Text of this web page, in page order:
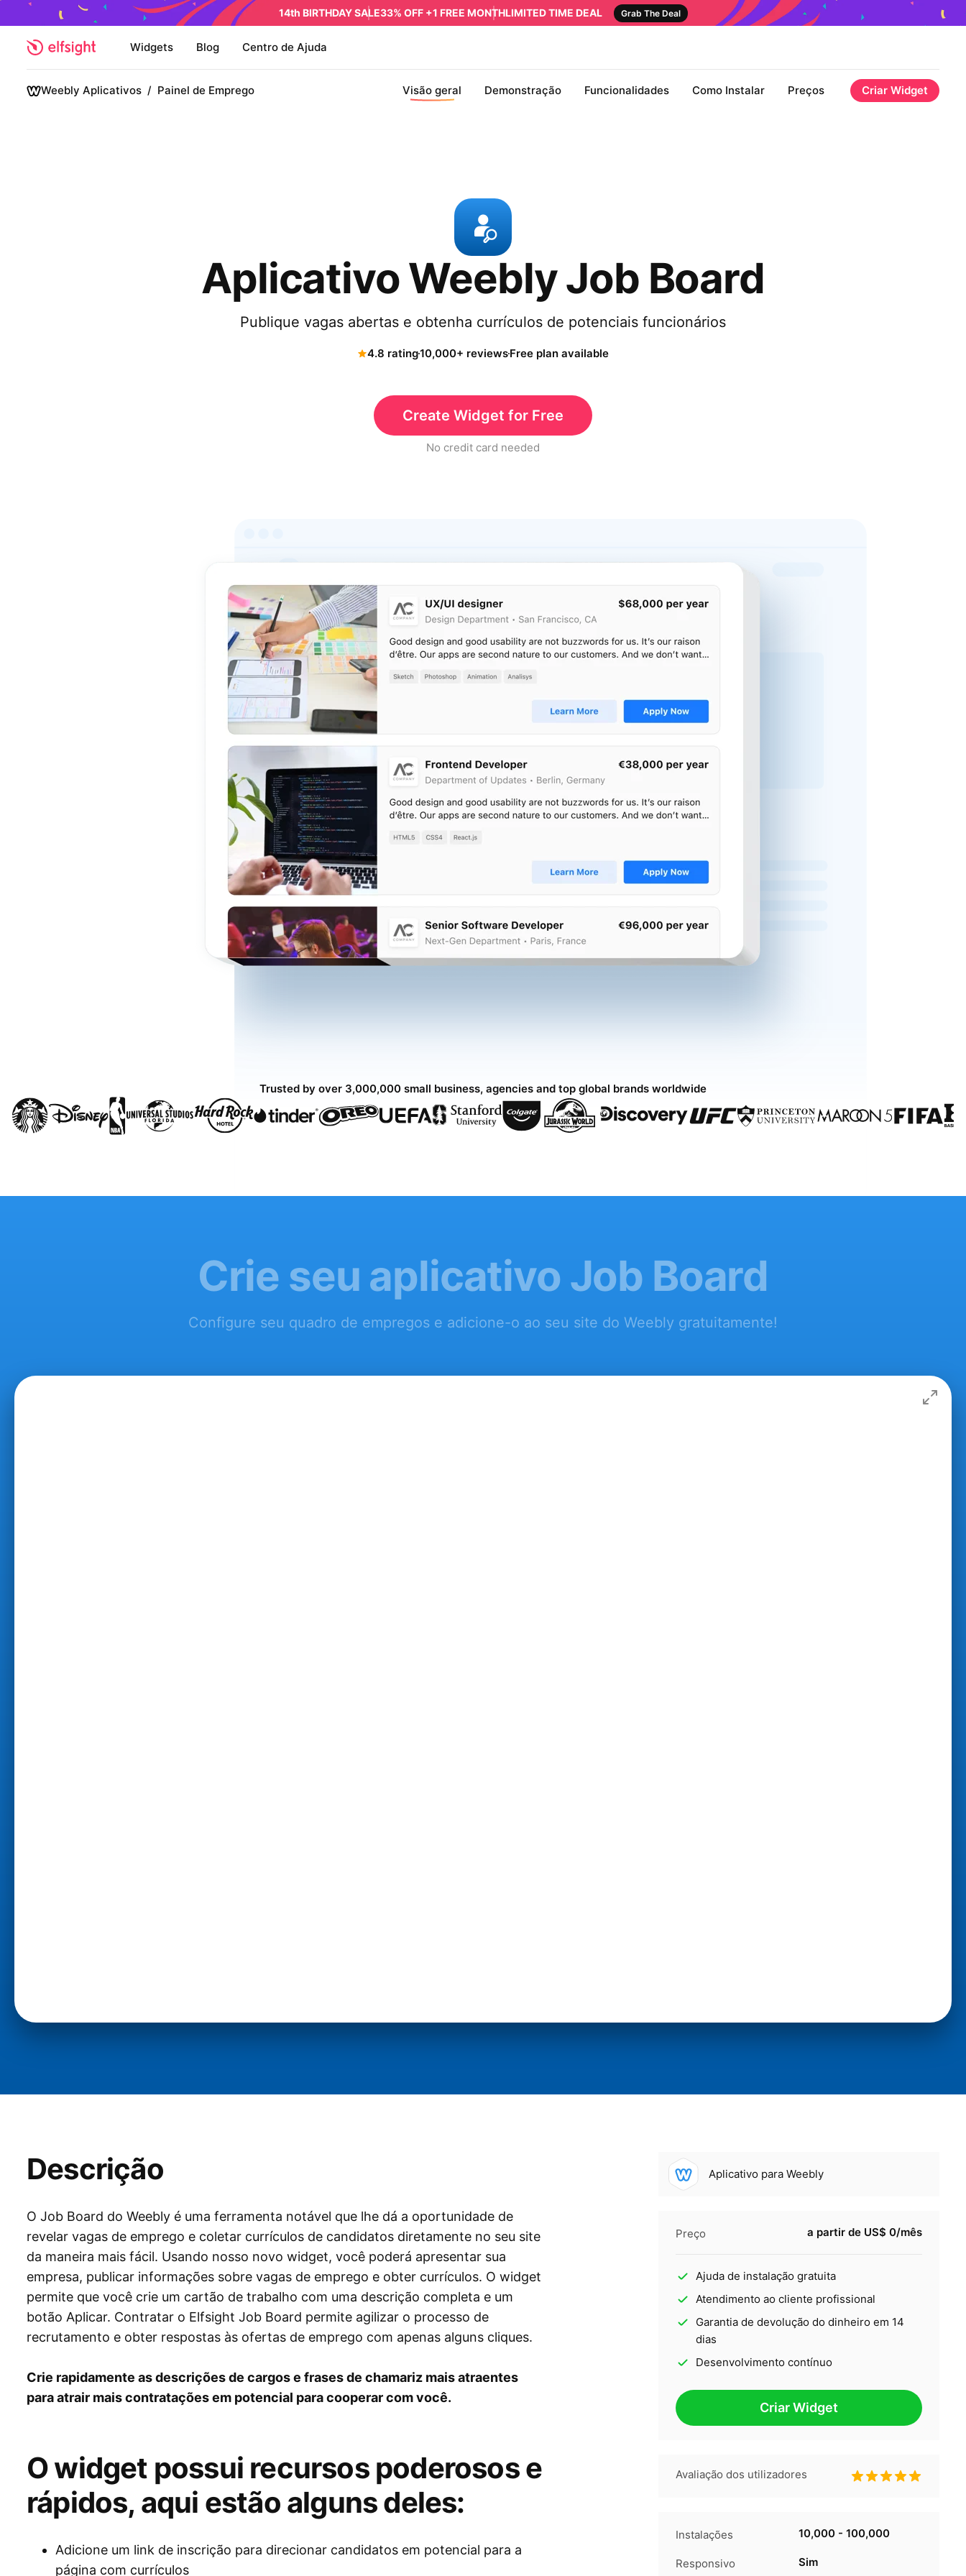
14th BIRTHDAY SALE33% OFF +1 FREE MONTHLIMITED TIME DEAL Grab The Deal
Widgets Blog Centro de Ajuda
Weebly Aplicativos / Painel de Emprego Visão geral Demonstração Funcionalidades Como Instalar Preços Criar Widget
Aplicativo Weebly Job Board
Publique vagas abertas e obtenha currículos de potenciais funcionários
4.8 rating10,000+ reviewsFree plan available
Create Widget for Free
No credit card needed
Trusted by over 3,000,000 small business, agencies and top global brands worldwide
Crie seu aplicativo Job Board
Configure seu quadro de empregos e adicione-o ao seu site do Weebly gratuitamente!
Descrição
O Job Board do Weebly é uma ferramenta notável que lhe dá a oportunidade de
revelar vagas de emprego e coletar currículos de candidatos diretamente no seu site
da maneira mais fácil. Usando nosso novo widget, você poderá apresentar sua
empresa, publicar informações sobre vagas de emprego e obter currículos. O widget
permite que você crie um cartão de trabalho com uma descrição completa e um
botão Aplicar. Contratar o Elfsight Job Board permite agilizar o processo de
recrutamento e obter respostas às ofertas de emprego com apenas alguns cliques.
Crie rapidamente as descrições de cargos e frases de chamariz mais atraentes
para atrair mais contratações em potencial para cooperar com você.
O widget possui recursos poderosos e
rápidos, aqui estão alguns deles:
Adicione um link de inscrição para direcionar candidatos em potencial para a
página com currículos
Aplicativo para Weebly
Preço a partir de US$ 0/mês
Ajuda de instalação gratuita
Atendimento ao cliente profissional
Garantia de devolução do dinheiro em 14
dias
Desenvolvimento contínuo
Criar Widget
Avaliação dos utilizadores
Instalações 10,000 - 100,000
Responsivo Sim